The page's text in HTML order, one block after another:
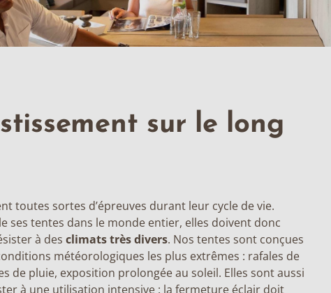
sur le long
toutes sortes d’épreuves durant leur cycle de vie.
ses tentes dans le monde entier, elles doivent donc
à des climats très divers. Nos tentes sont conçues
météorologiques les plus extrêmes : rafales de
de pluie, exposition prolongée au soleil. Elles sont aussi
à une utilisation intensive : la fermeture éclair doit